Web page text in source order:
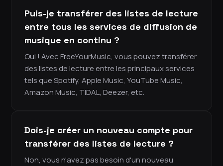
Puis-je transférer des listes de lecture
entre tous les services de diffusion de
musique en continu ?
Oui ! Avec FreeYourMusic, vous pouvez transférer
des listes de lecture entre les principaux services
tels que Spotify, Apple Music, YouTube Music,
Amazon Music, TIDAL, Deezer, etc.
Dois-je créer un nouveau compte pour
transférer des listes de lecture ?
Non, vous n'avez pas besoin d'un nouveau